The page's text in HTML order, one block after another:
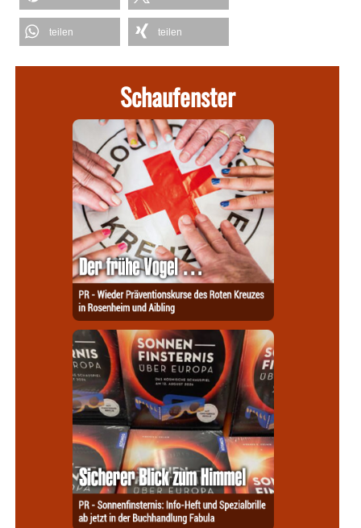
teilen teilen
Schaufenster